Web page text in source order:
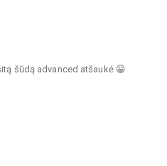
šūdą advanced atšaukė 😀